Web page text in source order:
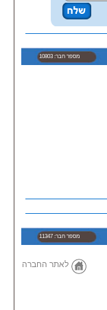
מספר חבר: 10803
מספר חבר: 11347
לאתר החברה